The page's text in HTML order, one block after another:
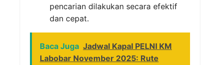
pencarian dilakukan secara efektif
dan cepat.
Baca Juga Jadwal Kapal PELNI KM
Labobar November 2025: Rute